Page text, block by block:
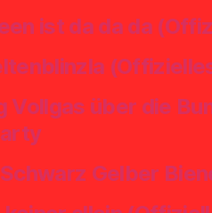
ist da da da
Vollgas über die
Gelber